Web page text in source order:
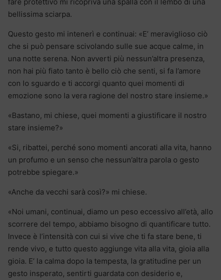
bellissima sciarpa.
Questo gesto mi intenerì e continuai: «E’ meraviglioso ciò
che si può pensare scivolando sulle sue acque calme, in
una notte serena. Non avverti più nessun’altra presenza,
non hai più fiato tanto è bello ciò che senti, si fa l’amore
con lo sguardo e ti accorgi quanto quei momenti di
emozione sono la vera ragione del nostro stare insieme.»
«Bastano, mi chiese, quei momenti a giustificare il nostro
stare insieme?»
«Si, ribattei, perché sono momenti ancorati alla vita, hanno
un profumo e un senso che nessun’altra parola o gesto
potrebbe spiegare.»
«Anche da vecchi sarà così?» mi chiese.
«Noi umani, continuai, diamo un peso eccessivo all’età, allo
scorrere del tempo, abbiamo bisogno di quantificare tutto.
Invece è l’intensità con cui si vive che ti fa stare bene, ti
rende vivo, e tutto questo aggiunge vita alla vita, gioia alla
gioia. E’ la calma dopo la tempesta, la gratitudine per un
gesto insperato, sentirti guardata con desiderio e,